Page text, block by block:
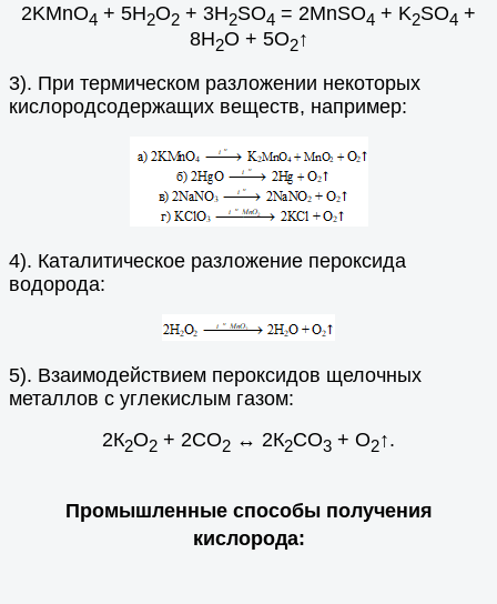
2KMnO4 + 5H2O2 + 3H2SO4 = 2MnSO4 + K2SO4 +
8H2O + 5O2↑
3). При термическом разложении некоторых
кислородсодержащих веществ, например:
4). Каталитическое разложение пероксида
водорода:
5). Взаимодействием пероксидов щелочных
металлов с углекислым газом:
2К2О2 + 2СО2 ↔ 2К2СО3 + O2↑.
Промышленные способы получения
кислорода: